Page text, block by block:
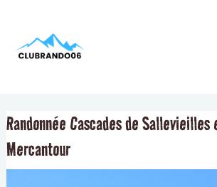
contenu
Randonnée Cascades de Sallevieilles
Mercantour
de
l’article